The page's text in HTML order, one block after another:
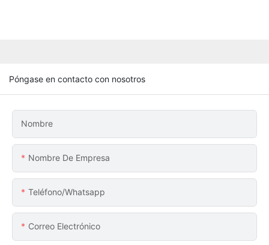
Póngase en contacto con nosotros
Nombre
Nombre De Empresa
Teléfono/whatsapp
Correo Electrónico